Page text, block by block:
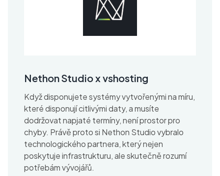
Nethon Studio x vshosting
Když disponujete systémy vytvořenými na míru,
které disponují citlivými daty, a musíte
dodržovat napjaté termíny, není prostor pro
chyby. Právě proto si Nethon Studio vybralo
technologického partnera, který nejen
poskytuje infrastrukturu, ale skutečně rozumí
potřebám vývojářů.